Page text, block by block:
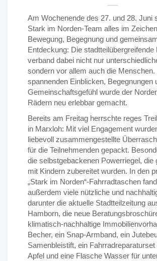
Am Wochenende des 27. und 28. Juni
Stark im Norden-Team alles im
Bewegung, Begegnung und
Entdeckung: Die stadtteilübergreifende
verband dabei nicht nur
sondern vor allem auch die Menschen.
spannenden Einblicken, Begegnungen
Gemeinschaftsgefühl wurde der
Rädern neu erlebbar gemacht.
Bereits am Freitag herrschte reges
in Marxloh: Mit viel Engagement
liebevoll zusammengestellte
für die Teilnehmenden gepackt.
die selbstgebackenen Powerriegel, die
mit Kindern zubereitet wurden. In den
„Stark im Norden“-Fahrradtaschen
außerdem viele nützliche und
darunter die aktuelle Stadtteilzeitung
Hamborn, die neue
klimatisch-nachhaltige
Becher, ein Snap-Armband, ein
Samenbleistift, ein
Apfel und eine Flasche Wasser für